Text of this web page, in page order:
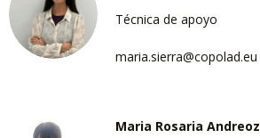
Técnica de apoyo
maria.sierra@copolad.eu
Maria Rosaria